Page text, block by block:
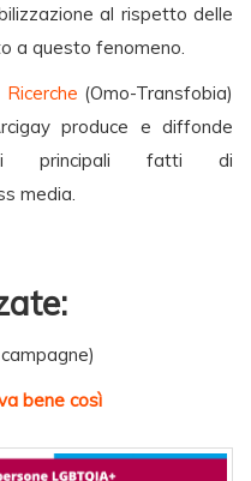
al rispetto delle
a questo fenomeno.
(Omo-Transfobia)
produce e diffonde
i principali fatti di
media.
bene così